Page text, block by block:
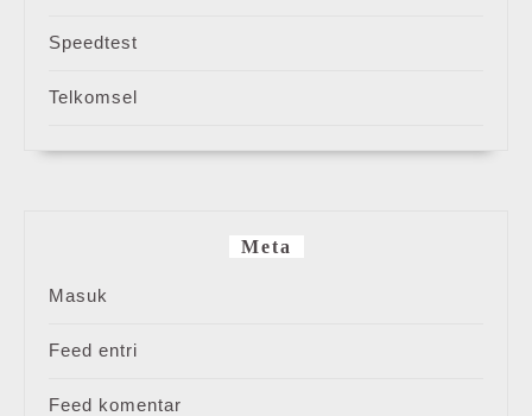
Speedtest
Telkomsel
Meta
Masuk
Feed entri
Feed komentar